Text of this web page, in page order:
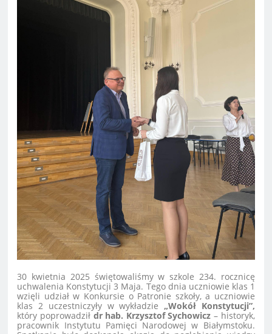
30 kwietnia 2025 świętowaliśmy w szkole 234. rocznicę
uchwalenia Konstytucji 3 Maja. Tego dnia uczniowie klas 1
wzięli udział w Konkursie o Patronie szkoły, a uczniowie
klas 2 uczestniczyły w wykładzie „Wokół Konstytucji”,
który poprowadził dr hab. Krzysztof Sychowicz – historyk,
pracownik Instytutu Pamięci Narodowej w Białymstoku.